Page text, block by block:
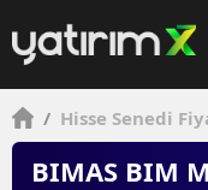
/ Hisse Senedi
BIMAS BIM